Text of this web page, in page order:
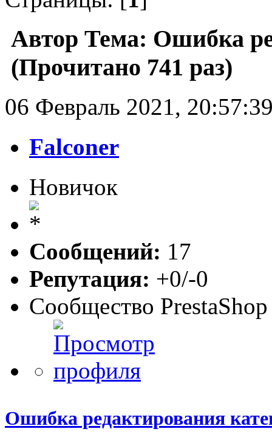
Автор Тема: Ошибка
(Прочитано 741 раз)
06 Февраль 2021,
Falconer
Новичок
Сообщений: 17
Репутация: +0/-0
Сообщество PrestaShop
Ошибка редактирования